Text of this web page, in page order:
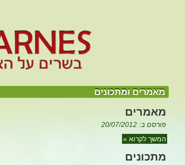
מאמרים ומתכונים
מאמרים
פורסם ב: 20/07/2012
המשך לקרוא »
מתכונים